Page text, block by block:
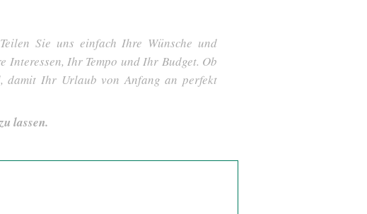
Sie uns einfach Ihre Wünsche und
Ihr Tempo und Ihr Budget. Ob
damit Ihr Urlaub von Anfang an perfekt
lassen.